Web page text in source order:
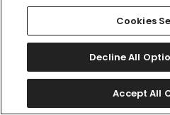
特定商取引法に
Amazon PayはAmazon.com, Inc.ま
楽天ペイは楽天株式会
2026 CITIZEN
Cookies
Decline All
Accept All